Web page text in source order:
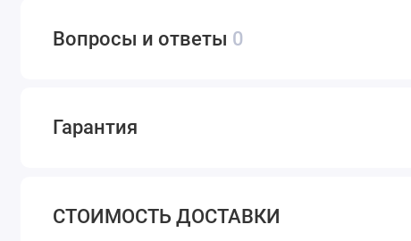
Вопросы и ответы 0
Гарантия
СТОИМОСТЬ ДОСТАВКИ